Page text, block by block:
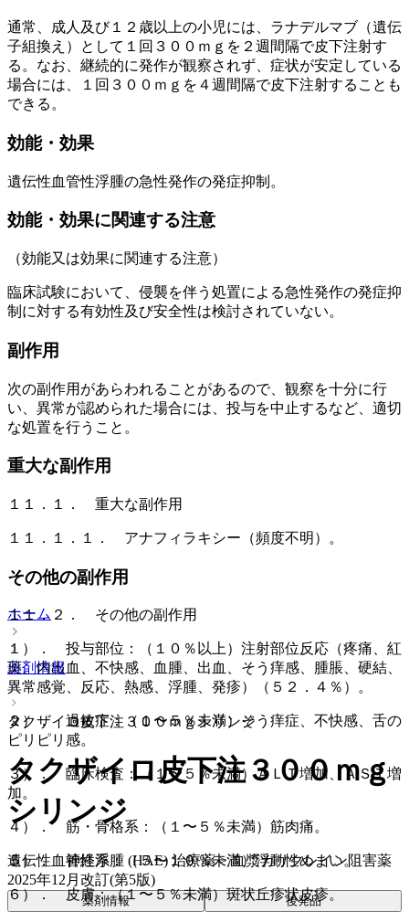
通常、成人及び１２歳以上の小児には、ラナデルマブ（遺伝
子組換え）として１回３００ｍｇを２週間隔で皮下注射す
る。なお、継続的に発作が観察されず、症状が安定している
場合には、１回３００ｍｇを４週間隔で皮下注射することも
できる。
効能・効果
遺伝性血管性浮腫の急性発作の発症抑制。
効能・効果に関連する注意
（効能又は効果に関連する注意）
臨床試験において、侵襲を伴う処置による急性発作の発症抑
制に対する有効性及び安全性は検討されていない。
副作用
次の副作用があらわれることがあるので、観察を十分に行
い、異常が認められた場合には、投与を中止するなど、適切
な処置を行うこと。
重大な副作用
１１．１． 重大な副作用
１１．１．１． アナフィラキシー（頻度不明）。
その他の副作用
１１．２． その他の副作用
１）． 投与部位：（１０％以上）注射部位反応（疼痛、紅
斑、内出血、不快感、血腫、出血、そう痒感、腫脹、硬結、
異常感覚、反応、熱感、浮腫、発疹）（５２．４％）。
２）． 過敏症：（１〜５％未満）そう痒症、不快感、舌の
ピリピリ感。
３）． 臨床検査：（１〜５％未満）ＡＬＴ増加、ＡＳＴ増
加。
４）． 筋・骨格系：（１〜５％未満）筋肉痛。
５）． 神経系：（５〜１０％未満）浮動性めまい。
６）． 皮膚：（１〜５％未満）斑状丘疹状皮疹。
ホーム
薬剤情報
タクザイロ皮下注３００ｍｇシリンジ
タクザイロ皮下注３００ｍｇ
シリンジ
遺伝性血管性浮腫 (HAE) 治療薬 > 血漿カリクレイン阻害薬
2025年12月改訂(第5版)
薬剤情報 後発品